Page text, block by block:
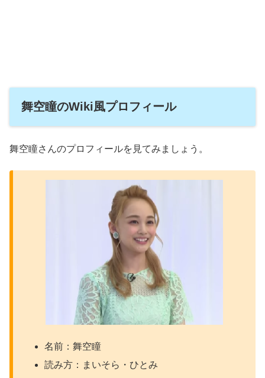
舞空瞳のWiki風プロフィール
舞空瞳さんのプロフィールを見てみましょう。
名前：舞空瞳
読み方：まいそら・ひとみ